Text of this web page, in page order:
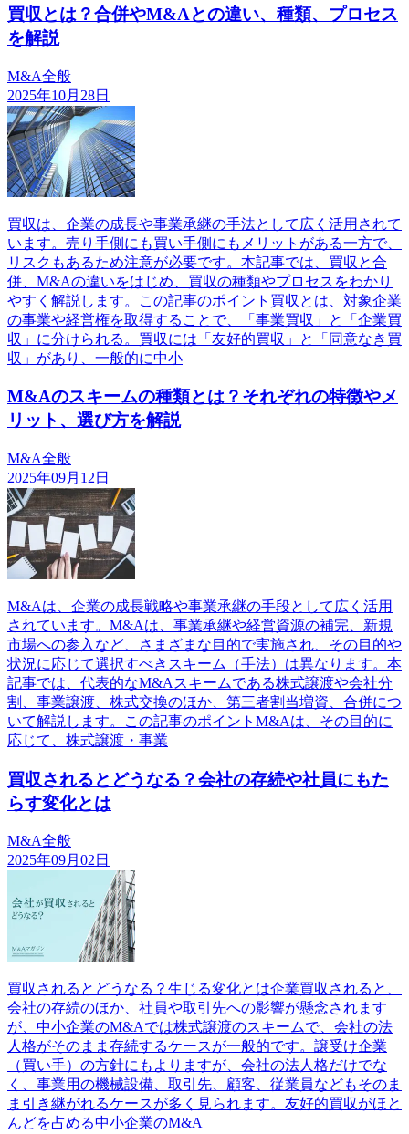
買収とは？合併やM&Aとの違い、種類、プロセス
を解説
M&A全般
2025年10月28日
買収は、企業の成長や事業承継の手法として広く活用されて
います。売り手側にも買い手側にもメリットがある一方で、
リスクもあるため注意が必要です。本記事では、買収と合
併、M&Aの違いをはじめ、買収の種類やプロセスをわかり
やすく解説します。この記事のポイント買収とは、対象企業
の事業や経営権を取得することで、「事業買収」と「企業買
収」に分けられる。買収には「友好的買収」と「同意なき買
収」があり、一般的に中小
M&Aのスキームの種類とは？それぞれの特徴やメ
リット、選び方を解説
M&A全般
2025年09月12日
M&Aは、企業の成長戦略や事業承継の手段として広く活用
されています。M&Aは、事業承継や経営資源の補完、新規
市場への参入など、さまざまな目的で実施され、その目的や
状況に応じて選択すべきスキーム（手法）は異なります。本
記事では、代表的なM&Aスキームである株式譲渡や会社分
割、事業譲渡、株式交換のほか、第三者割当増資、合併につ
いて解説します。この記事のポイントM&Aは、その目的に
応じて、株式譲渡・事業
買収されるとどうなる？会社の存続や社員にもた
らす変化とは
M&A全般
2025年09月02日
買収されるとどうなる？生じる変化とは企業買収されると、
会社の存続のほか、社員や取引先への影響が懸念されます
が、中小企業のM&Aでは株式譲渡のスキームで、会社の法
人格がそのまま存続するケースが一般的です。譲受け企業
（買い手）の方針にもよりますが、会社の法人格だけでな
く、事業用の機械設備、取引先、顧客、従業員などもそのま
ま引き継がれるケースが多く見られます。友好的買収がほと
んどを占める中小企業のM&A